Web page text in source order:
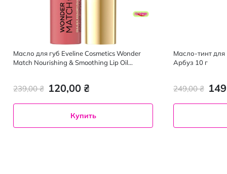
Масло для губ Eveline Cosmetics Wonder
Match Nourishing & Smoothing Lip Oil
120,00 ₴
239,00 ₴
Купить
Масло-тинт для
Арбуз 10 г
249,00 ₴